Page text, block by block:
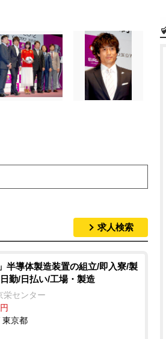
求人検索
半導体製造装置の組立/即入寮/製
勤/日払い/工場・製造
栄センター
東京都